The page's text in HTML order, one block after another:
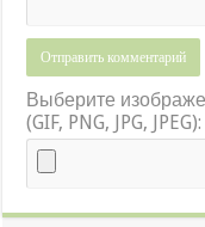
Выберите
(GIF, PNG, JPG, JPEG):